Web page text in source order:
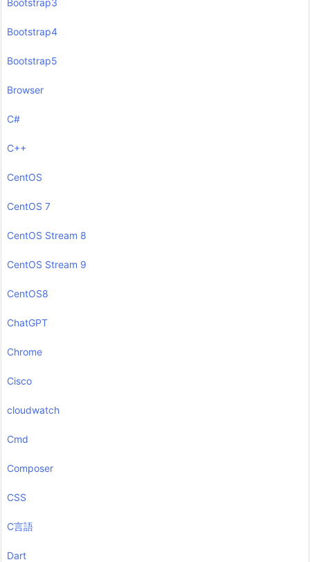
Bootstrap3
Bootstrap4
Bootstrap5
Browser
C#
C++
CentOS
CentOS 7
CentOS Stream 8
CentOS Stream 9
CentOS8
ChatGPT
Chrome
Cisco
cloudwatch
Cmd
Composer
CSS
C言語
Dart